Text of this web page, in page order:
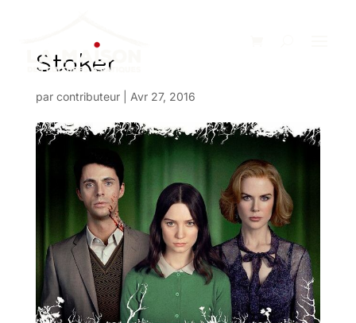
Stoker
par contributeur| Avr 27, 2016